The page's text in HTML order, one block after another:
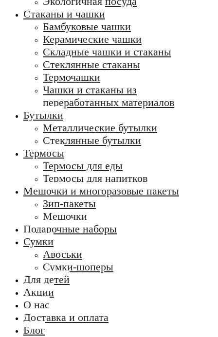
Стаканы и чашки
Бамбуковые чашки
Керамические чашки
Складные чашки и стаканы
Стеклянные стаканы
Термочашки
Чашки и стаканы из
переработанных материалов
Бутылки
Металлические бутылки
Стеклянные бутылки
Термосы
Термосы для еды
Термосы для напитков
Мешочки и многоразовые пакеты
Зип-пакеты
Мешочки
Подарочные наборы
Сумки
Авоськи
Сумки-шоперы
Для детей
Акции
О нас
Доставка и оплата
Блог